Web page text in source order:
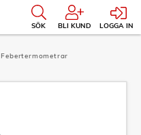
SÖK BLI KUND LOGGA IN
Febertermometrar